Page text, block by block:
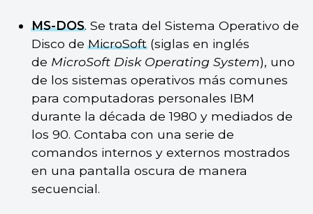
MS-DOS. Se trata del Sistema Operativo de
Disco deMicroSoft(siglas en inglés
de MicroSoft Disk Operating System), uno
de los sistemas operativos más comunes
para computadoras personales IBM
durante la década de 1980 y mediados de
los 90. Contaba con una serie de
comandos internos y externos mostrados
en una pantalla oscura de manera
secuencial.